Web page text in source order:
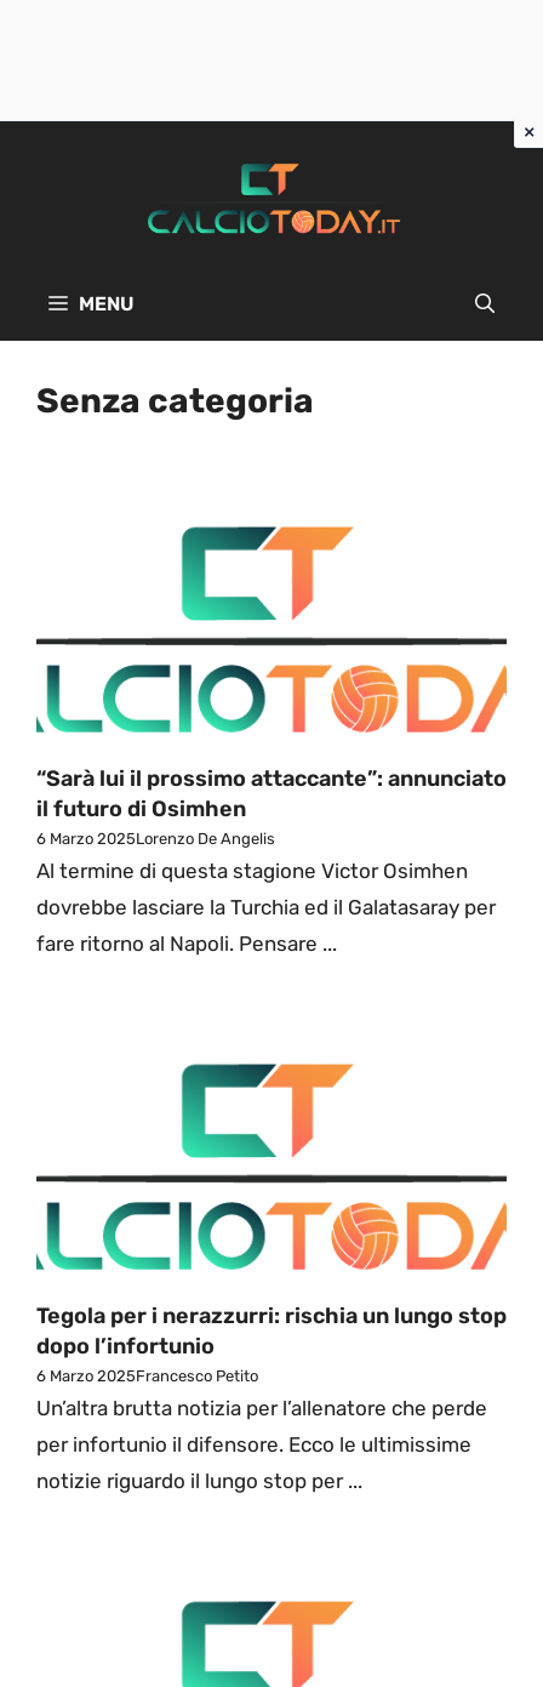
MENU
Senza categoria
“Sarà lui il prossimo attaccante”: annunciato
il futuro di Osimhen
6 Marzo 2025Lorenzo De Angelis
Al termine di questa stagione Victor Osimhen
dovrebbe lasciare la Turchia ed il Galatasaray per
fare ritorno al Napoli. Pensare ...
Tegola per i nerazzurri: rischia un lungo stop
dopo l’infortunio
6 Marzo 2025Francesco Petito
Un’altra brutta notizia per l’allenatore che perde
per infortunio il difensore. Ecco le ultimissime
notizie riguardo il lungo stop per ...